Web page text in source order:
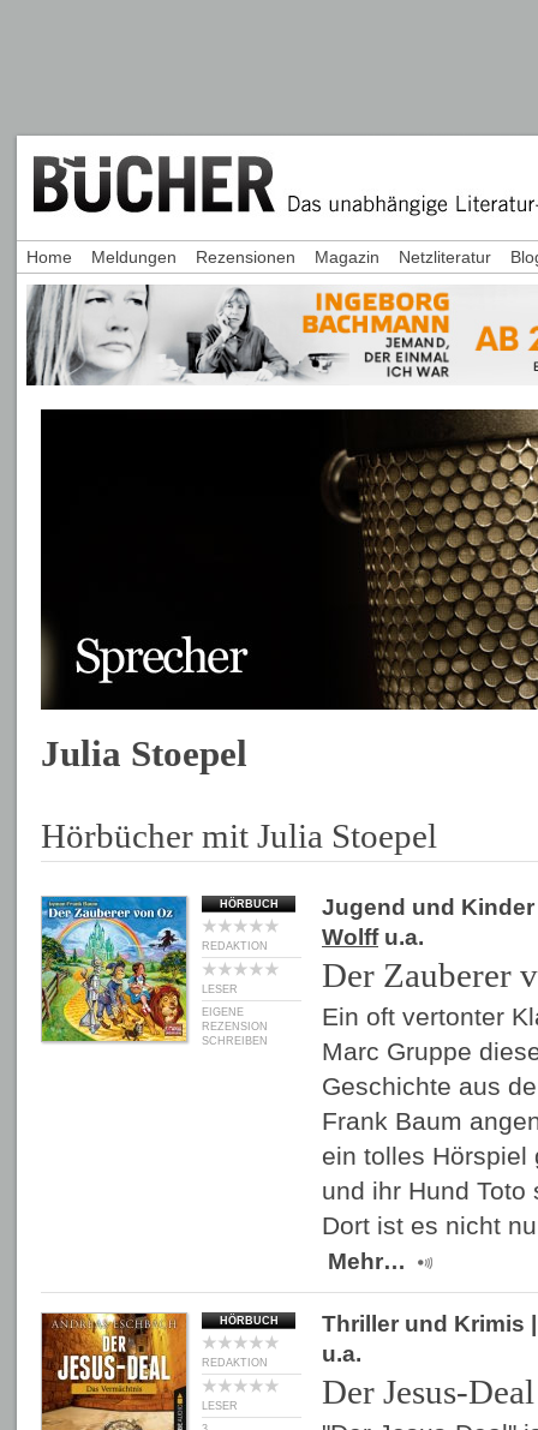
Julia Stoepel
Hörbücher mit Julia Stoepel
HÖRBUCH
REDAKTION
LESER
EIGENE
REZENSION
SCHREIBEN
Jugend und Kinder
Wolffu.a.
Der Zauberer
Ein oft vertonter
Marc Gruppe
Geschichte aus
Frank Baum
ein tolles Hörspiel
und ihr Hund Toto
Dort ist es nicht
Mehr…
HÖRBUCH
REDAKTION
LESER
Thriller und Krimis
u.a.
Der Jesus-Deal
Home Meldungen Rezensionen Magazin Netzliteratur